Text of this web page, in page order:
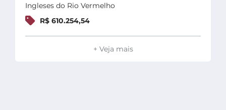
Ingleses do Rio Vermelho
R$ 610.254,54
+ Veja mais